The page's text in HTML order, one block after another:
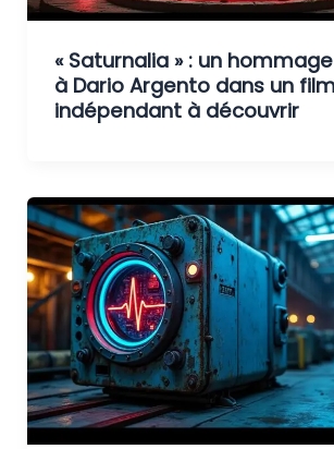
« Saturnalia » : un
à Dario Argento dans un
indépendant à découvrir